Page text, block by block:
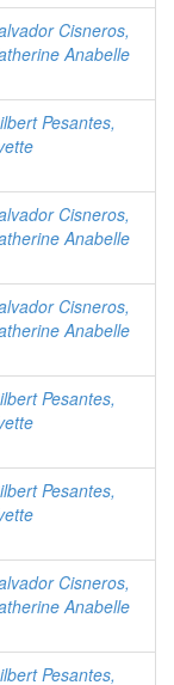
Cisneros,
Anabelle
Pesantes,
Cisneros,
Anabelle
Cisneros,
Anabelle
Pesantes,
Pesantes,
Cisneros,
Anabelle
Pesantes,